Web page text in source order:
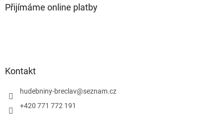
Přijímáme online platby
Kontakt
hudebniny-breclav@seznam.cz
+420 771 772 191